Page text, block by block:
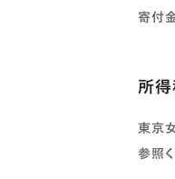
寄付
所
東京
参照く